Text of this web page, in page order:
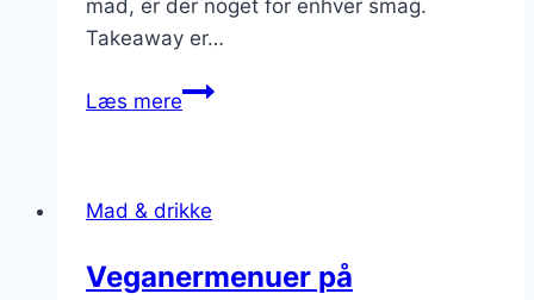
mad, er der noget for enhver smag.
Takeaway er…
Læs mereRestauranter
i
Mad & drikke
Veganermenuer på